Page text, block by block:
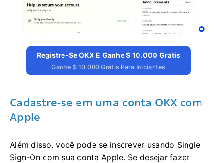
Registre-Se OKX E Ganhe $ 10.000 Grátis
Ganhe $ 10.000 Grátis Para Iniciantes
Cadastre-se em uma conta OKX com
Apple
Além disso, você pode se inscrever usando Single
Sign-On com sua conta Apple. Se desejar fazer